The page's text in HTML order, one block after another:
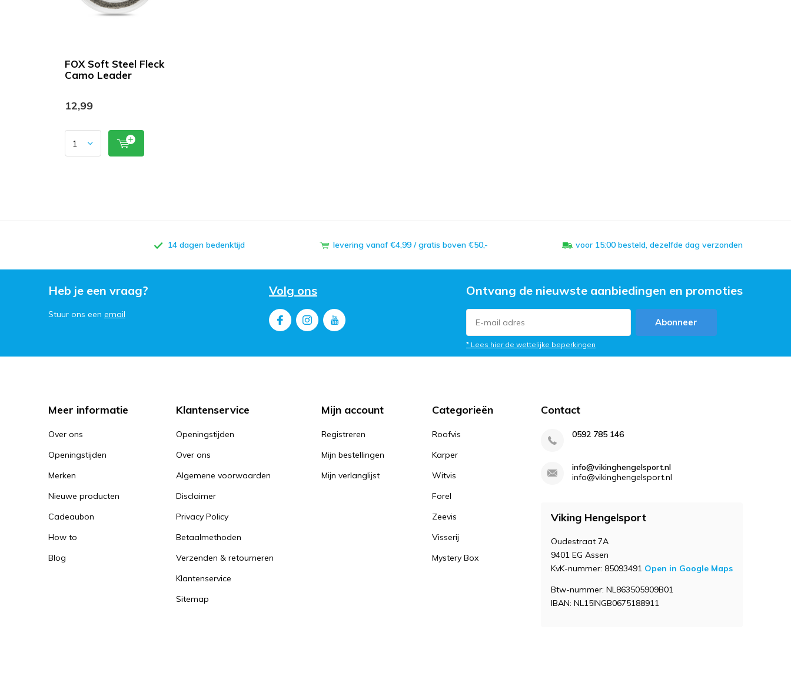
FOX Soft Steel Fleck
Camo Leader
12,99
14 dagen bedenktijd levering vanaf €4,99 / gratis boven €50,- voor 15:00 besteld, dezelfde dag verzonden
Heb je een vraag?
Stuur ons een email
Volg ons Ontvang de nieuwste aanbiedingen en promoties
Abonneer
* Lees hier de wettelijke beperkingen
Meer informatie
Over ons
Openingstijden
Merken
Nieuwe producten
Cadeaubon
How to
Blog
Klantenservice
Openingstijden
Over ons
Algemene voorwaarden
Disclaimer
Privacy Policy
Betaalmethoden
Verzenden & retourneren
Klantenservice
Sitemap
Mijn account
Registreren
Mijn bestellingen
Mijn verlanglijst
Categorieën
Roofvis
Karper
Witvis
Forel
Zeevis
Visserij
Mystery Box
Contact
0592 785 146
info@vikinghengelsport.nl
info@vikinghengelsport.nl
Viking Hengelsport
Oudestraat 7A
9401 EG Assen
KvK-nummer: 85093491 Open in Google Maps
Btw-nummer: NL863505909B01
IBAN: NL15INGB0675188911